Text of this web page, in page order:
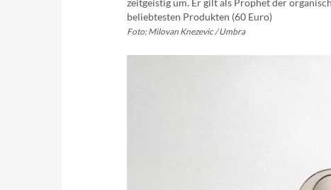
beliebtesten Produkten (60 Euro)
Foto: Milovan Knezevic / Umbra